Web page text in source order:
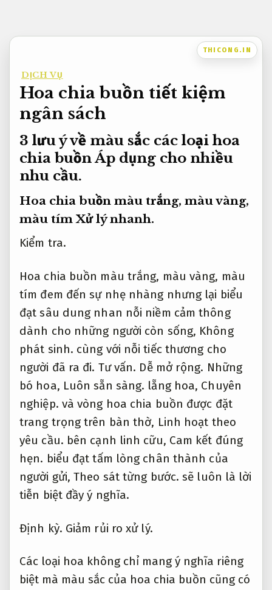
nội
THICONG.IN
DỊCH VỤ
Hoa chia buồn tiết kiệm
ngân sách
3 lưu ý về màu sắc các loại hoa
chia buồnÁp dụng cho nhiều
nhu cầu.
Hoa chia buồn màu trắng, màu vàng,
màu tím Xử lý nhanh.
Kiểm tra.
Hoa chia buồn màu trắng, màu vàng, màu
tím đem đến sự nhẹ nhàng nhưng lại biểu
đạt sâu dung nhan nỗi niềm cảm thông
dành cho những người còn sống, Không
phát sinh. cùng với nỗi tiếc thương cho
người đã ra đi. Tư vấn. Dễ mở rộng. Những
bó hoa, Luôn sẵn sàng. lẵng hoa, Chuyên
nghiệp. và vòng hoa chia buồn được đặt
trang trọng trên bàn thờ, Linh hoạt theo
yêu cầu. bên cạnh linh cữu, Cam kết đúng
hẹn. biểu đạt tấm lòng chân thành của
người gửi,Theo sát từng bước. sẽ luôn là lời
tiễn biệt đầy ý nghĩa.
Định kỳ. Giảm rủi ro xử lý.
Các loại hoa không chỉ mang ý nghĩa riêng
biệt mà màu sắc của hoa chia buồn cũng có